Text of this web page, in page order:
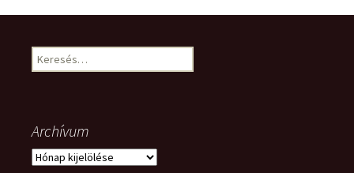
Keresés:
Archívum
Archívum